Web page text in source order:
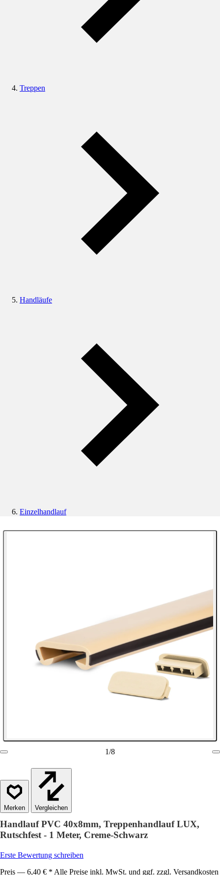
Treppen
Handläufe
Einzelhandlauf
1/8
Vergleichen
Handlauf PVC 40x8mm, Treppenhandlauf LUX,
Rutschfest - 1 Meter, Creme-Schwarz
Erste Bewertung schreiben
Preis — 6,40 € * Alle Preise inkl. MwSt. und ggf. zzgl. Versandkosten